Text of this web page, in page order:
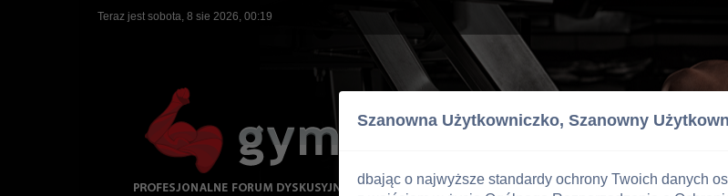
Teraz jest sobota, 8 sie 2026, 00:19
Szanowna Użytkowniczko, Szanowny
dbając o najwyższe standardy ochrony Twoich danych